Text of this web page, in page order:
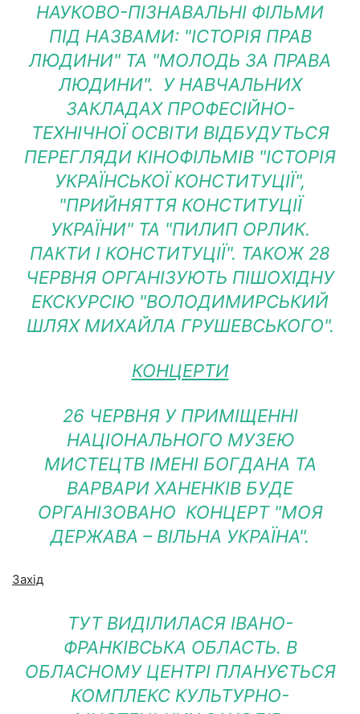
НАУКОВО-ПІЗНАВАЛЬНІ ФІЛЬМИ
ПІД НАЗВАМИ: "ІСТОРІЯ ПРАВ
ЛЮДИНИ" ТА "МОЛОДЬ ЗА ПРАВА
ЛЮДИНИ". У НАВЧАЛЬНИХ
ЗАКЛАДАХ ПРОФЕСІЙНО-
ТЕХНІЧНОЇ ОСВІТИ ВІДБУДУТЬСЯ
ПЕРЕГЛЯДИ КІНОФІЛЬМІВ "ІСТОРІЯ
УКРАЇНСЬКОЇ КОНСТИТУЦІЇ",
"ПРИЙНЯТТЯ КОНСТИТУЦІЇ
УКРАЇНИ" ТА "ПИЛИП ОРЛИК.
ПАКТИ І КОНСТИТУЦІЇ". ТАКОЖ 28
ЧЕРВНЯ ОРГАНІЗУЮТЬ ПІШОХІДНУ
ЕКСКУРСІЮ "ВОЛОДИМИРСЬКИЙ
ШЛЯХ МИХАЙЛА ГРУШЕВСЬКОГО".
КОНЦЕРТИ
26 ЧЕРВНЯ У ПРИМІЩЕННІ
НАЦІОНАЛЬНОГО МУЗЕЮ
МИСТЕЦТВ ІМЕНІ БОГДАНА ТА
ВАРВАРИ ХАНЕНКІВ БУДЕ
ОРГАНІЗОВАНО КОНЦЕРТ "МОЯ
ДЕРЖАВА – ВІЛЬНА УКРАЇНА".
Захід
ТУТ ВИДІЛИЛАСЯ ІВАНО-
ФРАНКІВСЬКА ОБЛАСТЬ. В
ОБЛАСНОМУ ЦЕНТРІ ПЛАНУЄТЬСЯ
КОМПЛЕКС КУЛЬТУРНО-